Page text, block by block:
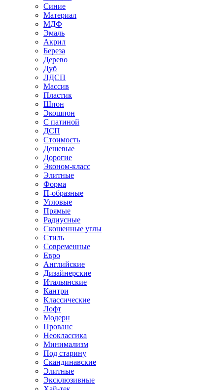
Синие
Материал
МДФ
Эмаль
Акрил
Береза
Дерево
Дуб
ЛДСП
Массив
Пластик
Шпон
Экошпон
С патиной
ДСП
Стоимость
Дешевые
Дорогие
Эконом-класс
Элитные
Форма
П-образные
Угловые
Прямые
Радиусные
Скошенные углы
Стиль
Современные
Евро
Английские
Дизайнерские
Итальянские
Кантри
Классические
Лофт
Модерн
Прованс
Неоклассика
Минимализм
Под старину
Скандинавские
Элитные
Эксклюзивные